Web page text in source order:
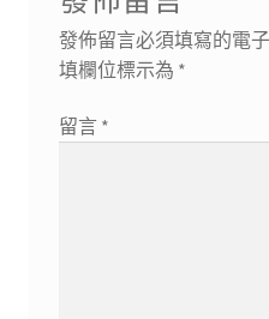
發佈留言必須填寫的電
填欄位標示為 *
留言 *